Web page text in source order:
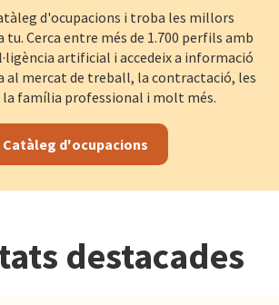
d'ocupacions i troba les millors
tu. Cerca entre més de 1.700 perfils amb
artificial i accedeix a informació
al mercat de treball, la contractació, les
la família professional i molt més.
Catàleg d'ocupacions
destacades